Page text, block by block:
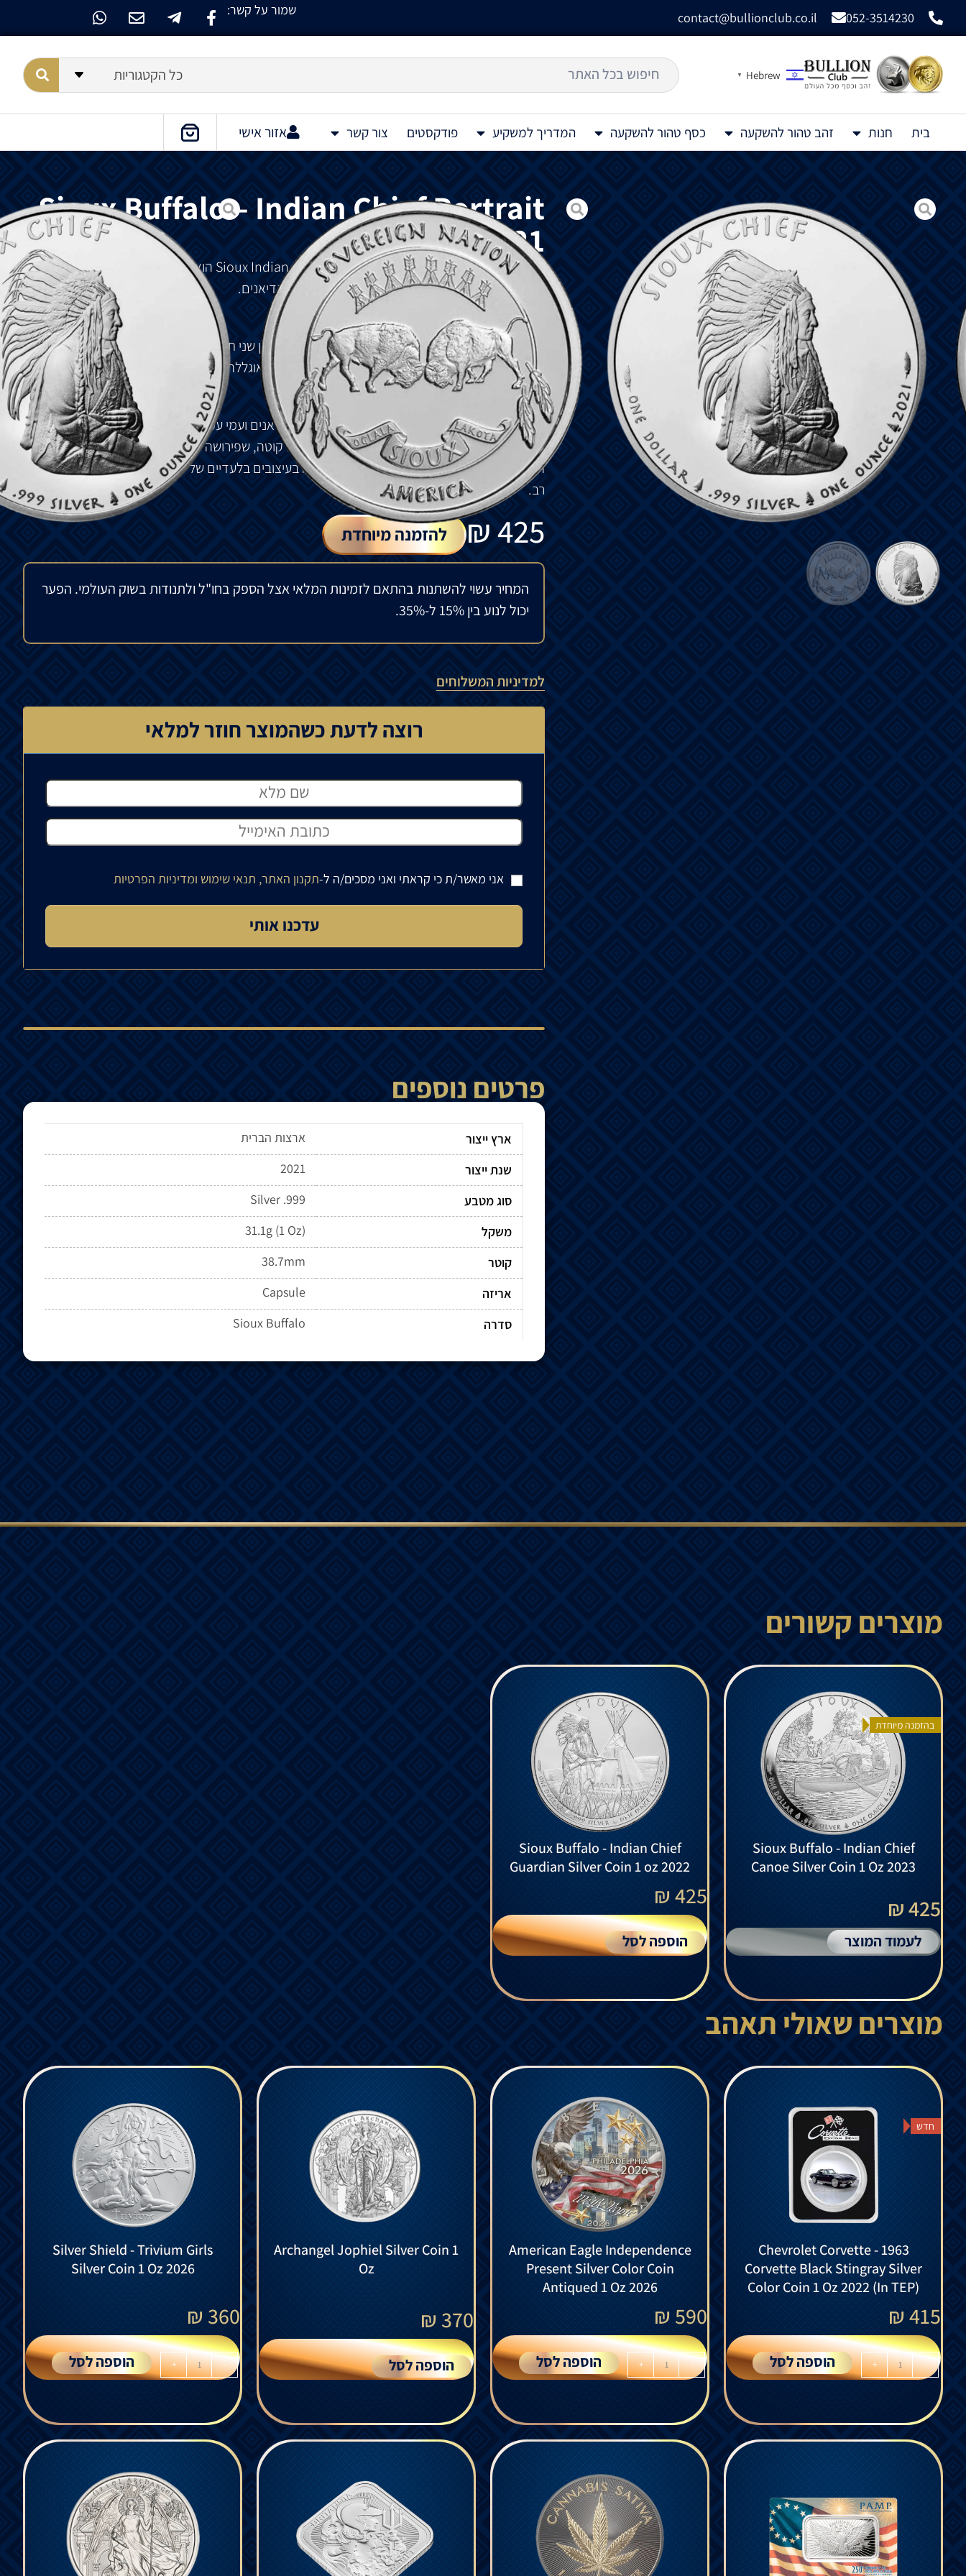
052-3514230
contact@bullionclub.co.il שמור על קשר:
Hebrew
▼ כל הקטגוריות
בית חנות זהב טהור להשקעה כסף טהור להשקעה המדריך למשקיע פודקסטים צור קשר אזור אישי
Sioux Buffalo – Indian Chief Portrait
1 oz 2021
מטבעכסףאינדיאני זהSioux Indian Chief Portrait 1 oz 2021 הואהמהדורה הרביעיתבסדרתסיו
באפלוהמייצג אתההיסטוריהוהתרבותשלשבטיםאינדיאנים.
חזיתהמטבע מציג הלוחם עםכיסוי ראש
.
גב
המטבעמציגמגןמלחמההודימהמאהה -19. המגן שני תאואים בקרבוכןטפי וכרזהעם
שם השבט.שמונתהטפיוניםמייצגיםאתמחוזות שמורת אוגללה סיו.
סדרתSioux Bullion
אומתהסיוהגדולהמורכבת מקבוצות שלשבטיםאינדיאנים ועמיעמיםראשונים בצפוןאמריקה.השבטים
מורכביםברובםמשתיקבוצותהשפה,הלאקוטה והדקוטה,שפירושה"בעלי הברית".תחילתהשלהסדרה
הפופולרית
הזוהחלהבשנת2015, והיא ממשיכהבעיצוביםבלעדיים שלסיוהמייצגיםאתהשבטיםבכבוד
רב.
425
₪ להזמנה מיוחדת
המחיר עשוי להשתנות בהתאם לזמינות המלאי אצל הספק בחו"ל ולתנודות בשוק העולמי. הפער
יכול לנוע בין 15% ל-35%.
למדיניות המשלוחים
רוצה לדעת כשהמוצר חוזר למלאי
אני מאשר/ת כי קראתי ואני מסכים/ה ל-תקנון האתר, תנאי שימוש ומדיניות הפרטיות
פרטים נוספים
ארץ ייצור
ארצות הברית
שנת ייצור
2021
סוג מטבע
Silver .999
משקל
31.1g (1 Oz)
קוטר
38.7mm
אריזה
Capsule
סדרה
Sioux Buffalo
מוצרים קשורים
בהזמנה מיוחדת
Sioux Buffalo - Indian Chief
Canoe Silver Coin 1 Oz 2023
425 ₪
לעמוד המוצר
Sioux Buffalo - Indian Chief
Guardian Silver Coin 1 oz 2022
425
₪
הוספה לסל
מוצרים שאולי תאהב
חדש
Chevrolet Corvette - 1963
Corvette Black Stingray Silver
Color Coin 1 Oz 2022 (In TEP)
415
₪
-
+ הוספה לסל
American Eagle Independence
Present Silver Color Coin
Antiqued 1 Oz 2026
590
₪
-
+ הוספה לסל
Archangel Jophiel Silver Coin 1
Oz
370
₪
הוספה לסל
Silver Shield - Trivium Girls
Silver Coin 1 Oz 2026
360
₪
-
+ הוספה לסל